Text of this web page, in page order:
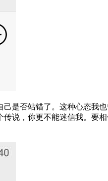
否站错了。这种心态我
说，你更不能迷信我。要